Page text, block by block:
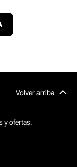
Volver arriba
y ofertas.